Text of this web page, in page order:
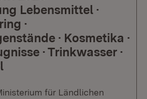
Lebensmittel ·
·
· Kosmetika ·
· Trinkwasser ·
für Ländlichen